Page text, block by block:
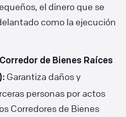
el dinero que se
como la ejecución
de Bienes Raíces
Garantiza daños y
personas por actos
Corredores de Bienes